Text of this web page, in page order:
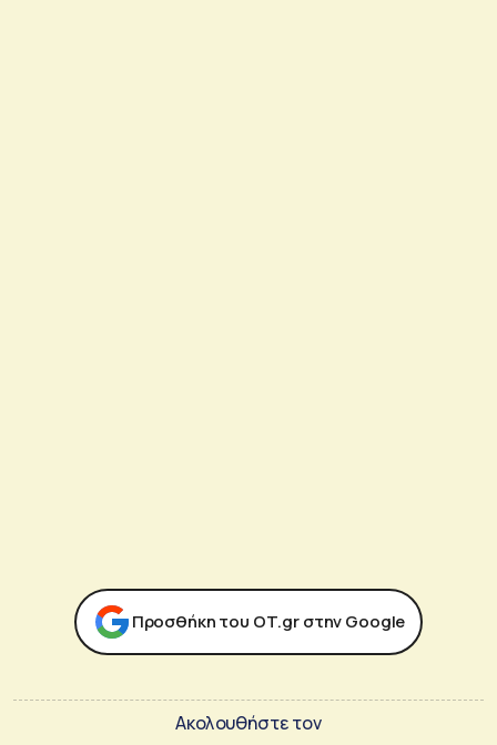
Προσθήκη του ΟΤ.gr στην Google
Ακολουθήστε τον